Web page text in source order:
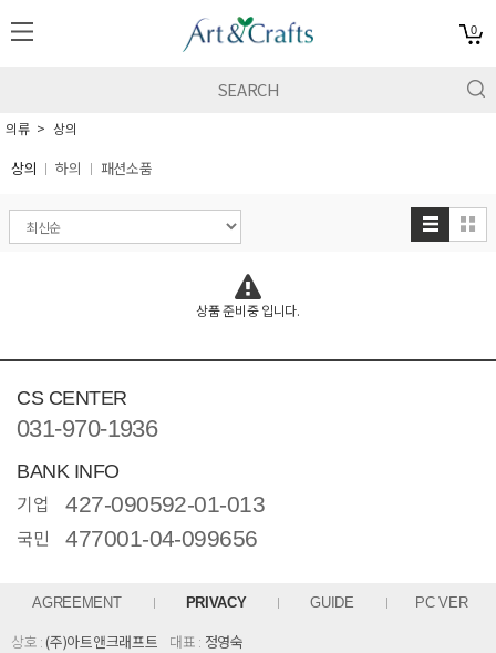
0
의류 상의
상의 하의 패션소품
상품 준비중 입니다.
CS CENTER
031-970-1936
BANK INFO
기업 427-090592-01-013
국민 477001-04-099656
AGREEMENT PRIVACY GUIDE PC VER
상호 :(주)아트앤크래프트 대표 : 정영숙